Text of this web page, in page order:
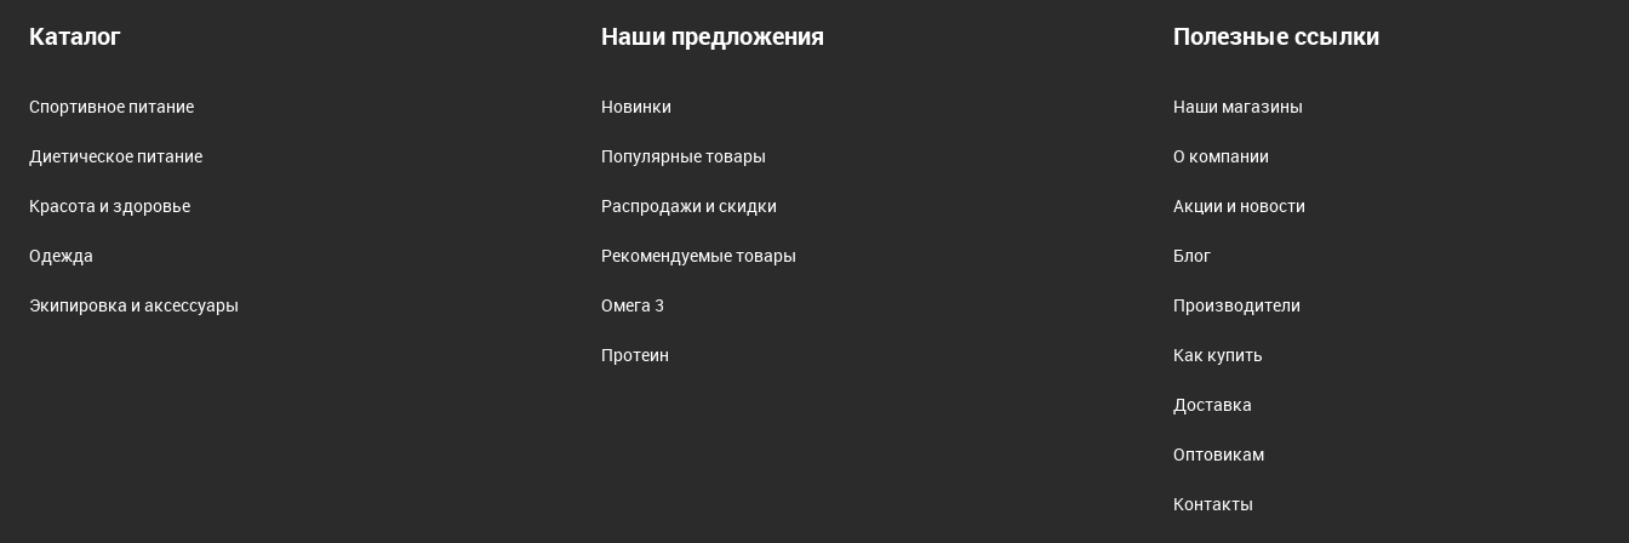
Каталог
Спортивное питание
Диетическое питание
Красота и здоровье
Одежда
Экипировка и аксессуары
Наши предложения
Новинки
Популярные товары
Распродажи и скидки
Рекомендуемые товары
Омега 3
Протеин
Полезные ссылки
Наши магазины
О компании
Акции и новости
Блог
Производители
Как купить
Доставка
Оптовикам
Контакты